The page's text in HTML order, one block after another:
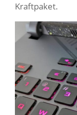
Kraftpaket.